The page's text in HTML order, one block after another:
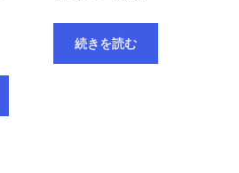
続きを読む